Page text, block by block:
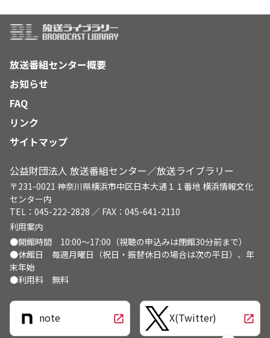
放送番組センター概要
お知らせ
FAQ
リンク
サイトマップ
公益財団法人 放送番組センター／放送ライブラリー
〒231-0021 神奈川県横浜市中区日本大通１１番地 横浜情報文化
センター内
TEL：045-222-2828 ／ FAX：045-641-2110
利用案内
●開館時間 10:00～17:00（視聴の申込みは閉館30分前まで）
●休館日 毎週月曜日（祝日・振替休日の場合は次の平日）、年
末年始
●利用料 無料
note open_in_new X(Twitter) open_in_new